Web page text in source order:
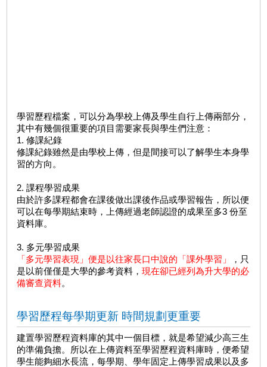
其中有幾個很重要的項目需要家長與學生們注意：
1. 修課紀錄
修課紀錄雖然是由學校上傳，但是間接可以了解學生本身學
習的方向。
由於許多課程都會在課後做出課後作品或學習報告，所以便
可以在每學期結束時，上傳經過老師認證的成果至多3 份至
資料庫。
「多元學習表現」便是以往家長口中說的「課外學習」
是以前僅僅是大學的參考資料，現在卻已經列為升大學的必
備審查資料。
建置學習歷程資料庫的其中一個目標，就是希望減少高三生
的準備負擔。所以在上傳資料至學習歷程資料庫時，便希望
學生能夠細水長流，每學期、學年固定上傳學習成果以及多
元學習表現。